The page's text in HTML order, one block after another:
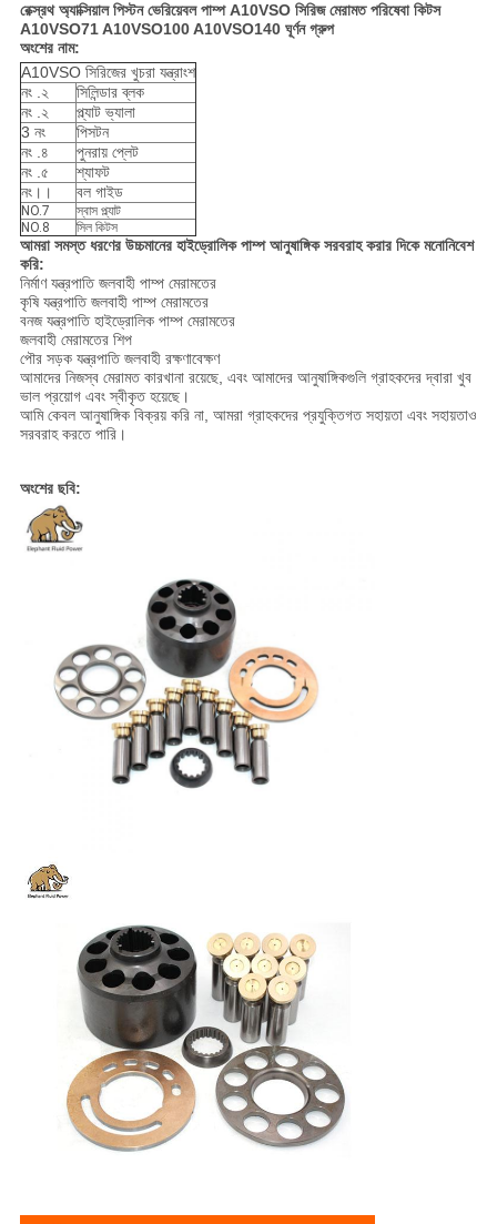
রেক্স্রথ অ্যাক্সিয়াল পিস্টন ভেরিয়েবল পাম্প A10VSO সিরিজ মেরামত পরিষেবা কিটস
A10VSO71 A10VSO100 A10VSO140 ঘূর্ণন গ্রুপ
অংশের নাম:
A10VSO সিরিজের খুচরা যন্ত্রাংশ
নং .২
সিলিন্ডার ব্লক
নং .২
প্ল্যাট ভ্যালা
3 নং
পিসটন
নং .৪
পুনরায় প্লেট
নং .৫
শ্যাফট
নং।।
বল গাইড
NO.7
স্বাস প্ল্যাট
NO.8
সিল কিটস
আমরা সমস্ত ধরণের উচ্চমানের হাইড্রোলিক পাম্প আনুষাঙ্গিক সরবরাহ করার দিকে মনোনিবেশ
করি:
নির্মাণ যন্ত্রপাতি জলবাহী পাম্প মেরামতের
কৃষি যন্ত্রপাতি জলবাহী পাম্প মেরামতের
বনজ যন্ত্রপাতি হাইড্রোলিক পাম্প মেরামতের
জলবাহী মেরামতের শিপ
পৌর সড়ক যন্ত্রপাতি জলবাহী রক্ষণাবেক্ষণ
আমাদের নিজস্ব মেরামত কারখানা রয়েছে, এবং আমাদের আনুষাঙ্গিকগুলি গ্রাহকদের দ্বারা খুব
ভাল প্রয়োগ এবং স্বীকৃত হয়েছে।
আমি কেবল আনুষাঙ্গিক বিক্রয় করি না, আমরা গ্রাহকদের প্রযুক্তিগত সহায়তা এবং সহায়তাও
সরবরাহ করতে পারি।
অংশের ছবি: